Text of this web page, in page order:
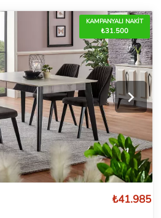
KAMPANYALI NAKİT
₺31.500
₺41.985